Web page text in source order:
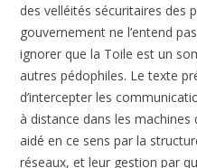
des velléités sécuritaires des
gouvernement ne l’entend
ignorer que la Toile est un
autres pédophiles. Le texte
d’intercepter les
à distance dans les
aidé en ce sens par la
réseaux, et leur gestion par